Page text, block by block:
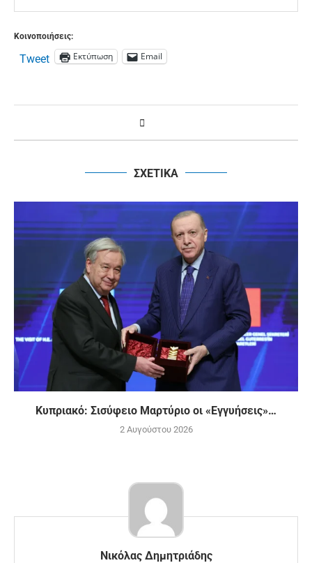
Κοινοποιήσεις:
Tweet Εκτύπωση Email
ΣΧΕΤΙΚΑ
Κυπριακό: Σισύφειο Μαρτύριο οι «Εγγυήσεις»…
2 Αυγούστου 2026
Νικόλας Δημητριάδης